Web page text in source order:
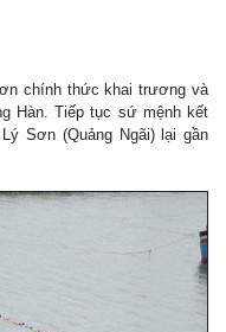
chính thức khai trương và
Hàn. Tiếp tục sứ mệnh kết
Sơn (Quảng Ngãi) lại gần